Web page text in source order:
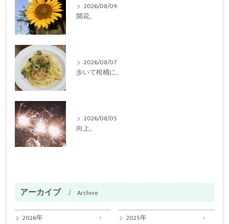
2026/08/09
開花。
2026/08/07
歩いて棺桶に。
2026/08/05
向上。
アーカイブ Archive
2026年
2025年